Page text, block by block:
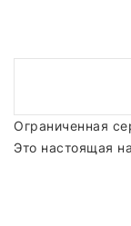
Ограниченная
Это настоящая